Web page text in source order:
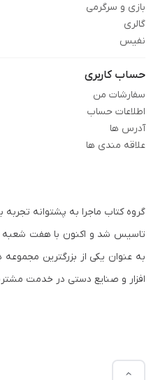
بازی و سرگرمی
گالری
نفیس
حساب کاربری
سفارشات من
اطلاعات حساب
آدرس ها
علاقه مندی ها
تاسیس شد و اکنون با هفت شعبه
به عنوان یکی از بزرگترین
افزار و صنایع دستی در خدمت